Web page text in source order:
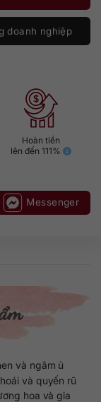
doanh nghiệp
Hoàn tiền
lên đến 111%
Messenger
và ngâm ủ
và quyến rũ
hoa và gia